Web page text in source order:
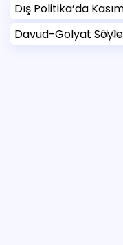
Dış Politika’da
Davud-Golyat 01